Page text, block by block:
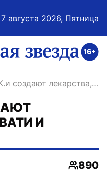
7 августа 2026, Пятница
на главную
лекарства, кровати и майонез
И
890